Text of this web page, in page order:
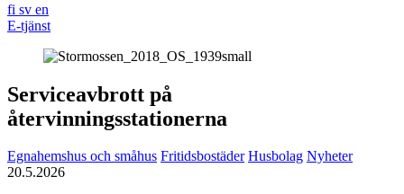
fi sv en
E-tjänst
Serviceavbrott på
återvinningsstationerna
Egnahemshus och småhus Fritidsbostäder Husbolag Nyheter
20.5.2026